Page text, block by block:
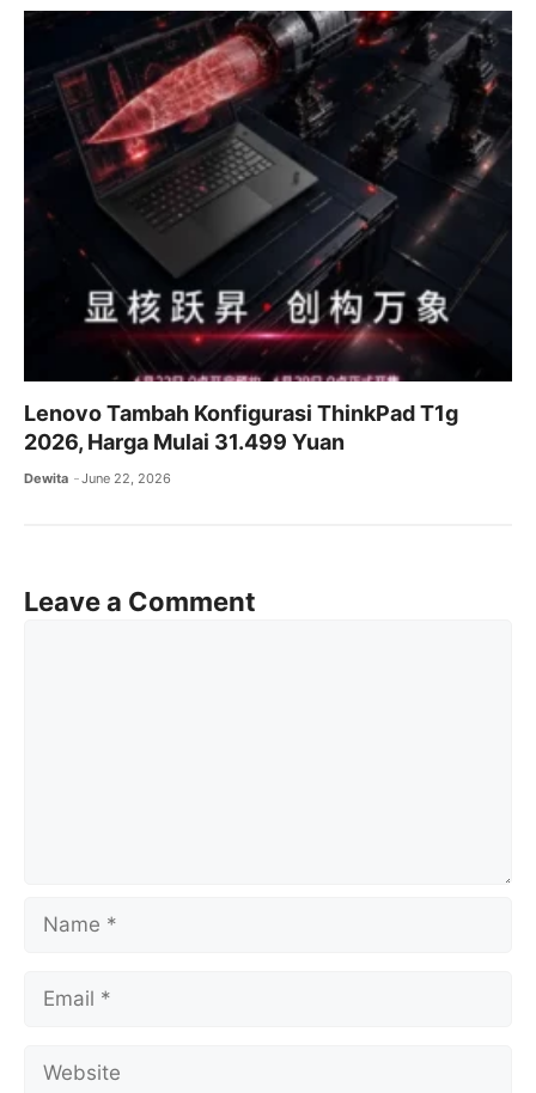
Lenovo Tambah Konfigurasi ThinkPad T1g
2026, Harga Mulai 31.499 Yuan
Dewita June 22, 2026
Leave a Comment
Name
Email
Website